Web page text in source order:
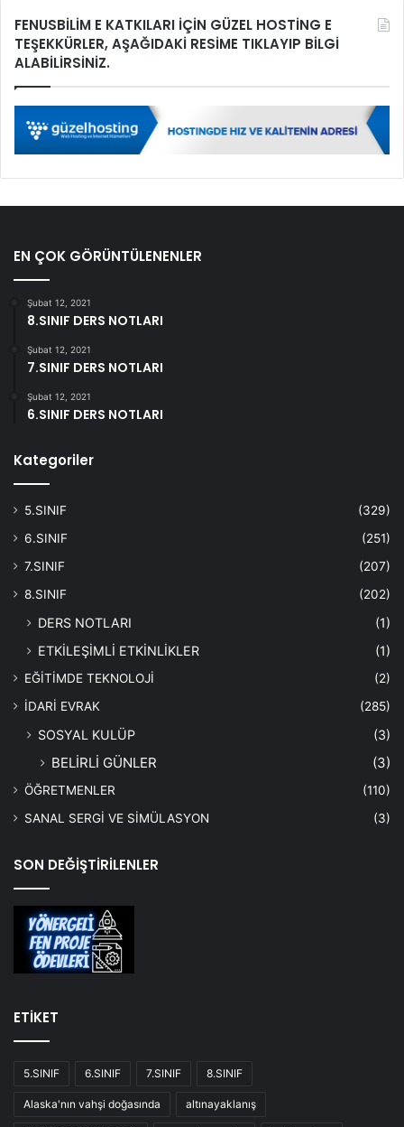
FENUSBİLİM E KATKILARI İÇİN GÜZEL HOSTİNG E
TEŞEKKÜRLER, AŞAĞIDAKİ RESİME TIKLAYIP BİLGİ
ALABİLİRSİNİZ.
EN ÇOK GÖRÜNTÜLENENLER
Şubat 12, 2021
8.SINIF DERS NOTLARI
Şubat 12, 2021
7.SINIF DERS NOTLARI
Şubat 12, 2021
6.SINIF DERS NOTLARI
Kategoriler
5.SINIF
(329)
6.SINIF
(251)
7.SINIF
(207)
8.SINIF
(202)
DERS NOTLARI
(1)
ETKİLEŞİMLİ ETKİNLİKLER
(1)
EĞİTİMDE TEKNOLOJİ
(2)
İDARİ EVRAK
(285)
SOSYAL KULÜP (3)
BELİRLİ GÜNLER (3)
ÖĞRETMENLER
(110)
SANAL SERGİ VE SİMÜLASYON
(3)
SON DEĞİŞTİRİLENLER
ETİKET
5.SINIF 6.SINIF 7.SINIF 8.SINIF
Alaska'nın vahşi doğasında altınayaklanış